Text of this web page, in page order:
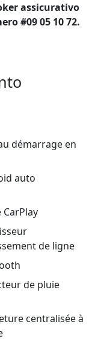
assicurativo
#09 05 10 72.
démarrage en
auto
CarPlay
de ligne
de pluie
centralisée à